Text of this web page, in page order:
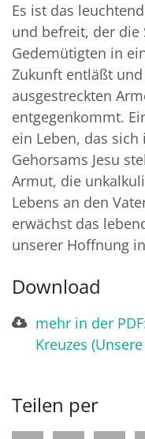
Es ist das
und befreit, der die
Gedemütigten in
Zukunft entläßt
ausgestreckten
entgegenkommt.
ein Leben, das
Gehorsams Jesu
Armut, die
Lebens an den
erwächst das
unserer Hoffnung
Download
mehr in der
Kreuzes
Teilen per